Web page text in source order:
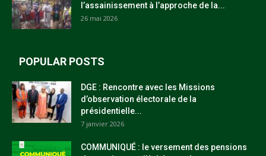
l’assainissement à l’approche de la...
26 mai 2026
POPULAR POSTS
DGE : Rencontre avec les Missions
d’observation électorale de la
présidentielle...
7 janvier 2026
COMMUNIQUÉ : le versement des pensions